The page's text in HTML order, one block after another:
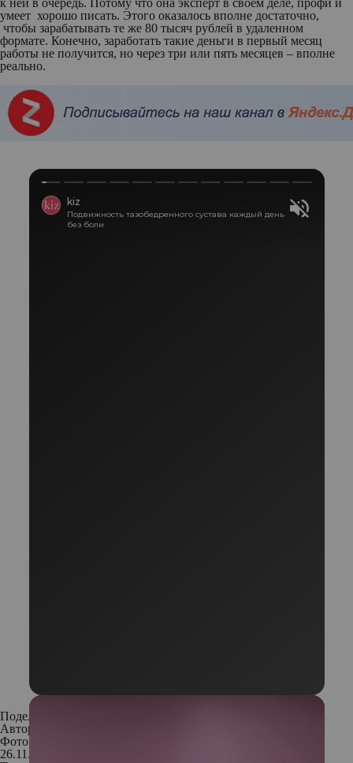
к ней в очередь. Потому что она эксперт в своем деле, профи и
умеет хорошо писать. Этого оказалось вполне достаточно,
чтобы зарабатывать те же 80 тысяч рублей в удаленном
формате. Конечно, заработать такие деньги в первый месяц
работы не получится, но через три или пять месяцев – вполне
реально.
Поделиться:
Автор:
Фото: Архивы пресс-служб
26.11.2018